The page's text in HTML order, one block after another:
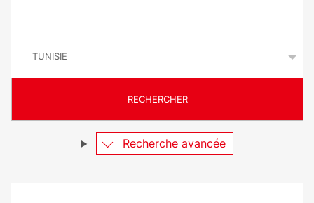
ê
e
RECHERCHER
Recherche avancée